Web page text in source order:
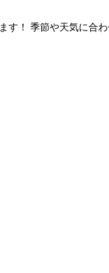
！ 季節や天気に合